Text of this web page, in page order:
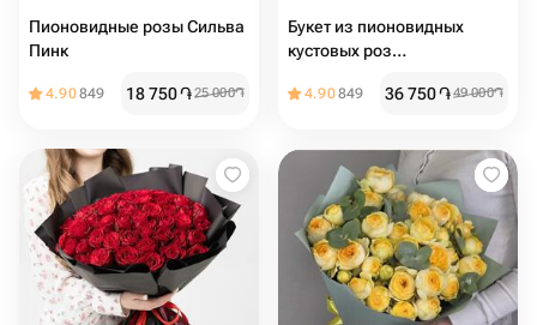
Пионовидные розы Сильва
Пинк
4.90849 18 750֏25 000֏
Букет из пионовидных
кустовых роз
4.90849 36 750֏49 000֏